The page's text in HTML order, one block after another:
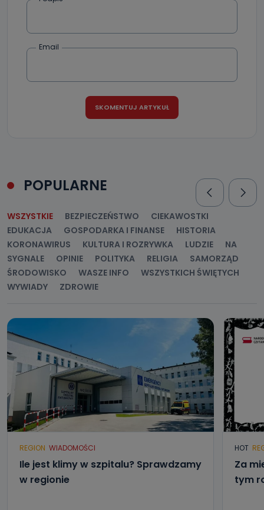
Email
POPULARNE
WSZYSTKIE BEZPIECZEŃSTWO
CIEKAWOSTKI
EDUKACJA
GOSPODARKA I FINANSE
HISTORIA
KORONAWIRUS
KULTURA I ROZRYWKA LUDZIE
NA
SYGNALE
OPINIE POLITYKA RELIGIA
SAMORZĄD
ŚRODOWISKO
WASZE INFO
WSZYSTKICH ŚWIĘTYCH
WYWIADY
ZDROWIE
REGION WIADOMOŚCI
Ile jest klimy w szpitalu? Sprawdzamy
w regionie
HOT
Za
tym